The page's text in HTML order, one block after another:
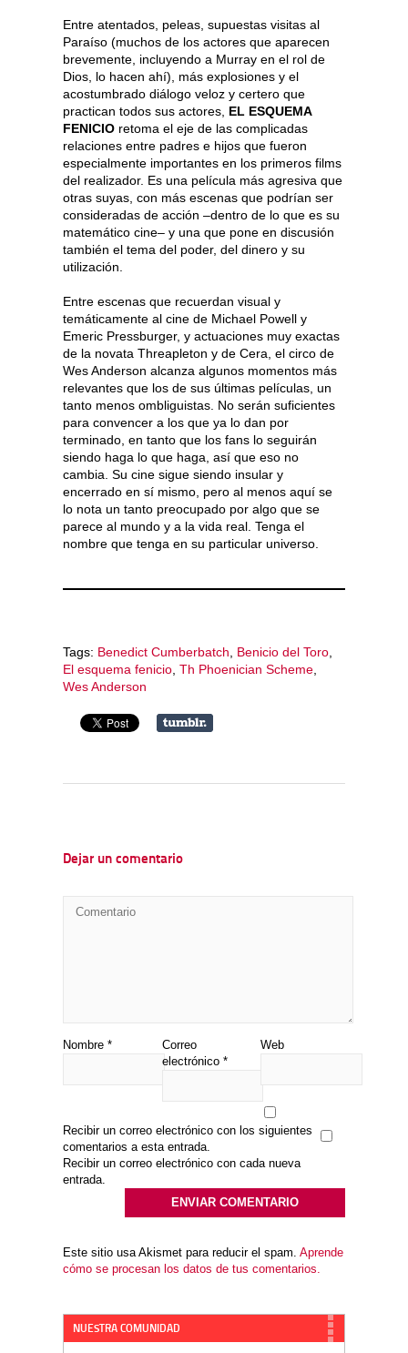
Entre atentados, peleas, supuestas visitas al
Paraíso (muchos de los actores que aparecen
brevemente, incluyendo a Murray en el rol de
Dios, lo hacen ahí), más explosiones y el
acostumbrado diálogo veloz y certero que
practican todos sus actores, EL ESQUEMA
FENICIO retoma el eje de las complicadas
relaciones entre padres e hijos que fueron
especialmente importantes en los primeros films
del realizador. Es una película más agresiva que
otras suyas, con más escenas que podrían ser
consideradas de acción –dentro de lo que es su
matemático cine– y una que pone en discusión
también el tema del poder, del dinero y su
utilización.
Entre escenas que recuerdan visual y
temáticamente al cine de Michael Powell y
Emeric Pressburger, y actuaciones muy exactas
de la novata Threapleton y de Cera, el circo de
Wes Anderson alcanza algunos momentos más
relevantes que los de sus últimas películas, un
tanto menos ombliguistas. No serán suficientes
para convencer a los que ya lo dan por
terminado, en tanto que los fans lo seguirán
siendo haga lo que haga, así que eso no
cambia. Su cine sigue siendo insular y
encerrado en sí mismo, pero al menos aquí se
lo nota un tanto preocupado por algo que se
parece al mundo y a la vida real. Tenga el
nombre que tenga en su particular universo.
Tags: Benedict Cumberbatch Benicio del Toro
El esquema fenicio Th Phoenician Scheme
Wes Anderson
Dejar un comentario
Nombre *
Correo
electrónico *
Web
Recibir un correo electrónico con los siguientes
comentarios a esta entrada.
Recibir un correo electrónico con cada nueva
entrada.
Este sitio usa Akismet para reducir el spam. Aprende
cómo se procesan los datos de tus comentarios.
NUESTRA COMUNIDAD